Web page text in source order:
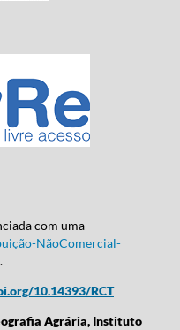
com uma
NãoComercial-
.
10.14393/RCT
Agrária, Instituto